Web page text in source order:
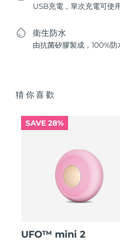
USB充電，單次充電可使
衛生防水
由抗菌矽膠製成，100%防
猜你喜歡
SAVE 28%
UFO™ mini 2